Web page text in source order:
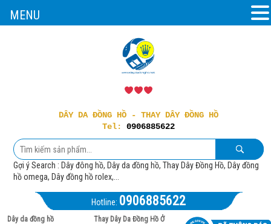
DÂY DA ĐỒNG HỒ - THAY DÂY ĐỒNG HỒ
Tel: 0906885622
Gợi ý Search : Dây đông hồ, Dây da đồng hồ, Thay Dây Đồng Hồ, Dây đồng
hồ omega, Dây đồng hồ rolex,...
Hotline: 0906885622
Dây da đồng hồ
Thay Dây Da Đồng Hồ Ở
MENU